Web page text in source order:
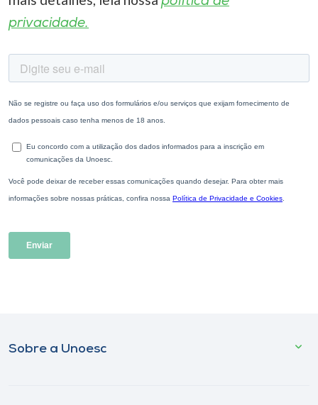
privacidade.
Sobre a Unoesc